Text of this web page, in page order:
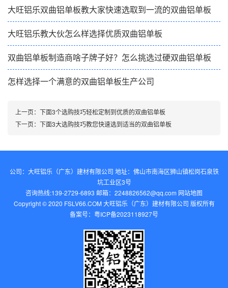
大旺铝乐双曲铝单板教大家快速选取到一流的双曲铝单板
大旺铝乐教大伙怎么样选择优质双曲铝单板
双曲铝单板制造商啥子牌子好？怎么挑选过硬双曲铝单板
怎样选择一个满意的双曲铝单板生产公司
上一页： 下面3个选购技巧轻松定制到优质的双曲铝单板
下一页： 下面3大选购技巧教您快速选到适当的双曲铝单板
公司：大旺铝乐（广东）建材有限公司 地址：佛山市南海区狮山镇松岗石泉铁
坑工业区3号
咨询热线:139-2729-6893 邮箱：2248826562@qq.com‬ 网站地图
Copyright © 2020 FSLV66.COM 大旺铝乐（广东）建材有限公司 版权所有
备案号： 粤ICP备2023118927号